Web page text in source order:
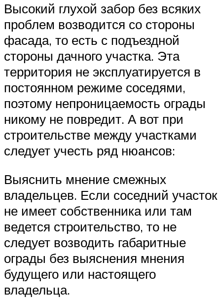
Высокий глухой забор без всяких
проблем возводится со стороны
фасада, то есть с подъездной
стороны дачного участка. Эта
территория не эксплуатируется в
постоянном режиме соседями,
поэтому непроницаемость ограды
никому не повредит. А вот при
строительстве между участками
следует учесть ряд нюансов:
Выяснить мнение смежных
владельцев. Если соседний участок
не имеет собственника или там
ведется строительство, то не
следует возводить габаритные
ограды без выяснения мнения
будущего или настоящего
владельца.